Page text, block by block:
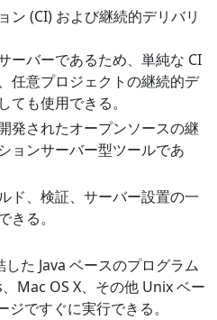
ン (CI) および継続的デリバリ
ーバーであるため、単純な CI
任意プロジェクトの継続的デ
ても使用できる。
発されたオープンソースの継
ョンサーバー型ツールであ
ド、検証、サーバー設置の一
きる。
た Java ベースのプログラム
Mac OS X、その他 Unix ベー
ジですぐに実行できる。